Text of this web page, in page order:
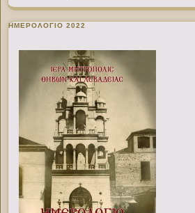
ΗΜΕΡΟΛΟΓΙΟ 2022